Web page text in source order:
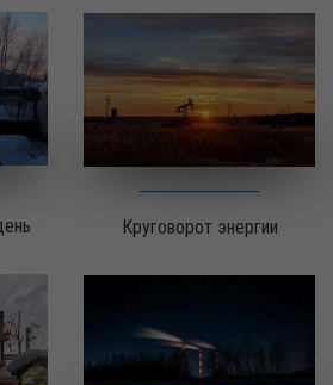
Круговорот энергии